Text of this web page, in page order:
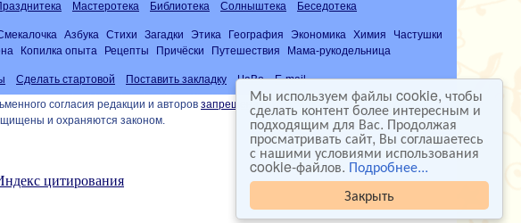
Закрыть
Мы используем файлы cookie, чтобы
сделать контент более интересным и
подходящим для Вас. Продолжая
просматривать сайт, Вы соглашаетесь
с нашими условиями использования
cookie-файлов. Подробнее...
Мастеротека Библиотека Солныштека Беседотека
Азбука Стихи Загадки Этика География Экономика Химия
Частушки
Копилка опыта Рецепты Причёски Путешествия Мама-рукодельница
Сделать стартовой Поставить закладку ЧаВо
E-mail
согласия редакции и авторов запрещена
и охраняются законом.